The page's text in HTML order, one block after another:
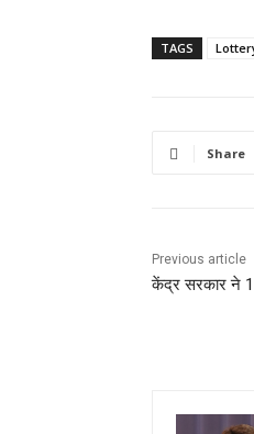
c
o
TAGS
Share
Previous article
केंद्र सरकार ने